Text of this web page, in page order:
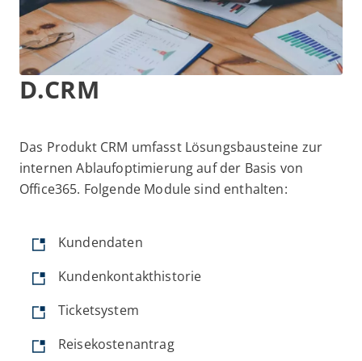
D.CRM
Das Produkt CRM umfasst Lösungsbausteine zur
internen Ablaufoptimierung auf der Basis von
Office365. Folgende Module sind enthalten:
Kundendaten
Kundenkontakthistorie
Ticketsystem
Reisekostenantrag